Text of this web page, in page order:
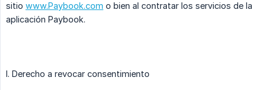
sitio www.Paybook.com o bien al contratar los servicios de la
aplicación Paybook.
I. Derecho a revocar consentimiento